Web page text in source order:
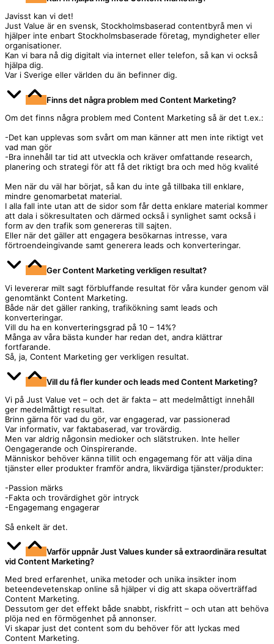
Javisst kan vi det!
Just Value är en svensk, Stockholmsbaserad contentbyrå men vi
hjälper inte enbart Stockholmsbaserade företag, myndigheter eller
organisationer.
Kan vi bara nå dig digitalt via internet eller telefon, så kan vi också
hjälpa dig.
Var i Sverige eller världen du än befinner dig.
Finns det några problem med Content Marketing?
Om det finns några problem med Content Marketing så är det t.ex.:
-Det kan upplevas som svårt om man känner att men inte riktigt vet
vad man gör
-Bra innehåll tar tid att utveckla och kräver omfattande research,
planering och strategi för att få det riktigt bra och med hög kvalité
Men när du väl har börjat, så kan du inte gå tillbaka till enklare,
mindre genomarbetat material.
I alla fall inte utan att de sidor som får detta enklare material kommer
att dala i sökresultaten och därmed också i synlighet samt också i
form av den trafik som genereras till sajten.
Eller när det gäller att engagera besökarnas intresse, vara
förtroendeingivande samt generera leads och konverteringar.
Ger Content Marketing verkligen resultat?
Vi levererar milt sagt förbluffande resultat för våra kunder genom väl
genomtänkt Content Marketing.
Både när det gäller ranking, trafikökning samt leads och
konverteringar.
Vill du ha en konverteringsgrad på 10 – 14%?
Många av våra bästa kunder har redan det, andra klättrar
fortfarande.
Så, ja, Content Marketing ger verkligen resultat.
Vill du få fler kunder och leads med Content Marketing?
Vi på Just Value vet – och det är fakta – att medelmåttigt innehåll
ger medelmåttigt resultat.
Brinn gärna för vad du gör, var engagerad, var passionerad
Var informativ, var faktabaserad, var trovärdig.
Men var aldrig någonsin medioker och slätstruken. Inte heller
Oengagerande och Oinspirerande.
Människor behöver känna tillit och engagemang för att välja dina
tjänster eller produkter framför andra, likvärdiga tjänster/produkter:
-Passion märks
-Fakta och trovärdighet gör intryck
-Engagemang engagerar
Så enkelt är det.
Varför uppnår Just Values kunder så extraordinära resultat
vid Content Marketing?
Med bred erfarenhet, unika metoder och unika insikter inom
beteendevetenskap online så hjälper vi dig att skapa oöverträffad
Content Marketing.
Dessutom ger det effekt både snabbt, riskfritt – och utan att behöva
plöja ned en förmögenhet på annonser.
Vi skapar just det content som du behöver för att lyckas med
Content Marketing.